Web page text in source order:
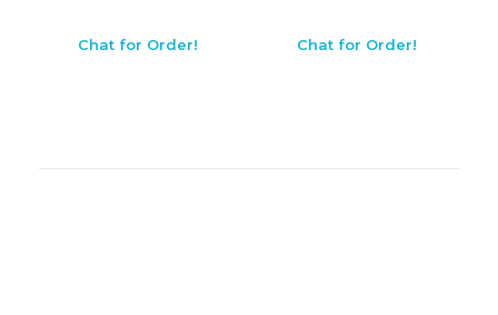
Chat for Order! Chat for Order!